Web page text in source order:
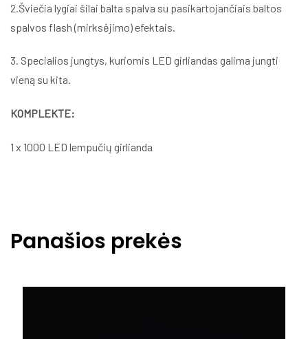
2.Šviečia lygiai šilai balta spalva su pasikartojančiais baltos
spalvos flash (mirksėjimo) efektais.
3. Specialios jungtys, kuriomis LED girliandas galima jungti
vieną su kita.
KOMPLEKTE:
1 x 1000 LED lempučių girlianda
Panašios prekės